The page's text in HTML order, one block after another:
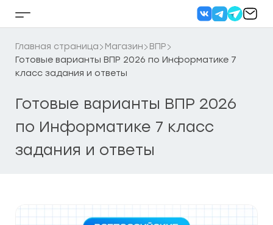
Кнопка
бокового
меню
Главная страница Магазин
ВПР
Готовые варианты ВПР 2026 по Информатике 7
класс задания и ответы
Готовые варианты ВПР 2026
по Информатике 7 класс
задания и ответы